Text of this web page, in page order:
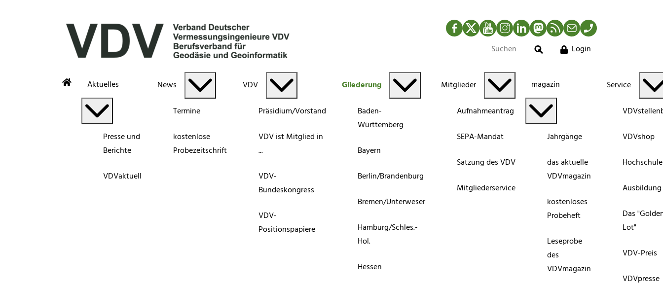
Facebook
TwitterYouTubeInstagram
LinkedInMastodonRSS-Newsfeed
MailTelefon
Suche
Login
Aktuelles
Presse und
Berichte
VDVaktuell
News
Termine
kostenlose
Probezeitschrift
VDV
Präsidium/Vorstand
VDV ist Mitglied in
...
VDV-
Bundeskongress
VDV-
Positionspapiere
Gliederung
Baden-
Württemberg
Bayern
Berlin/Brandenburg
Bremen/Unterweser
Hamburg/Schles.-
Hol.
Hessen
Mitglieder
Aufnahmeantrag
SEPA-Mandat
Satzung des VDV
Mitgliederservice
magazin
Jahrgänge
das aktuelle
VDVmagazin
kostenloses
Probeheft
Leseprobe
des
VDVmagazin
Service
VDVshop
Ausbildung
Das
Lot"
VDV-Preis
VDVpresse